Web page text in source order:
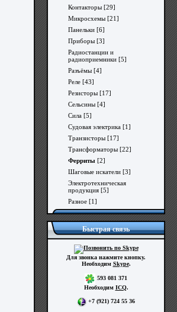
Контакторы [29]
Микросхемы [21]
Панельки [6]
Приборы [3]
Радиостанции и
радиоприемники [5]
Разъёмы [4]
Реле [43]
Резисторы [17]
Сельсины [4]
Сила [5]
Судовая электрика [1]
Транзисторы [17]
Трансформаторы [22]
Ферриты [2]
Шаговые искатели [3]
Электротехническая
продукция [5]
Разное [1]
Быстрая связь
Для звонка нажмите кнопку.
Необходим Skype.
593 081 371
Необходим ICQ.
+7 (921) 724 55 36